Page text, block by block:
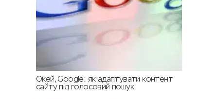
Окей, Google: як адаптувати контент
сайту під голосовий пошук